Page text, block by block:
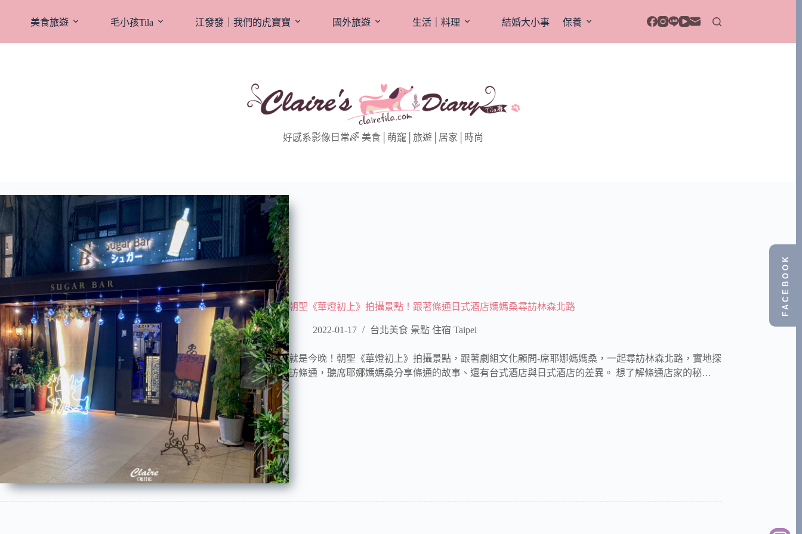
美食旅遊 毛小孩Tila 江發發｜我們的虎寶寶 國外旅遊 生活｜料理 結婚大小事 保養
好感系影像日常🌈 美食│萌寵│旅遊│居家│時尚
朝聖《華燈初上》拍攝景點！跟著條通日式酒店媽媽桑尋訪林森北路
2022-01-17 台北美食 景點 住宿 Taipei
就是今晚！朝聖《華燈初上》拍攝景點，跟著劇組文化顧問-席耶娜媽媽桑，一起尋訪林森北路，實地探
訪條通，聽席耶娜媽媽桑分享條通的故事、還有台式酒店與日式酒店的差異。 想了解條通店家的秘…
FACEBOOK